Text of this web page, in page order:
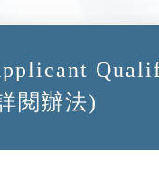
閱辦法)